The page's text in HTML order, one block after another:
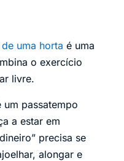
uma horta é uma
o exercício
livre.
passatempo
a estar em
precisa se
alongar e